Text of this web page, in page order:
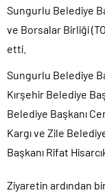
etimesgut
escort
eryaman
escort
Sungurlu Belediye
ve Borsalar Birliği
etti.
Sungurlu Belediye
Kırşehir Belediye
Belediye Başkanı
Kargı ve Zile
Başkanı Rifat
Ziyaretin ardından